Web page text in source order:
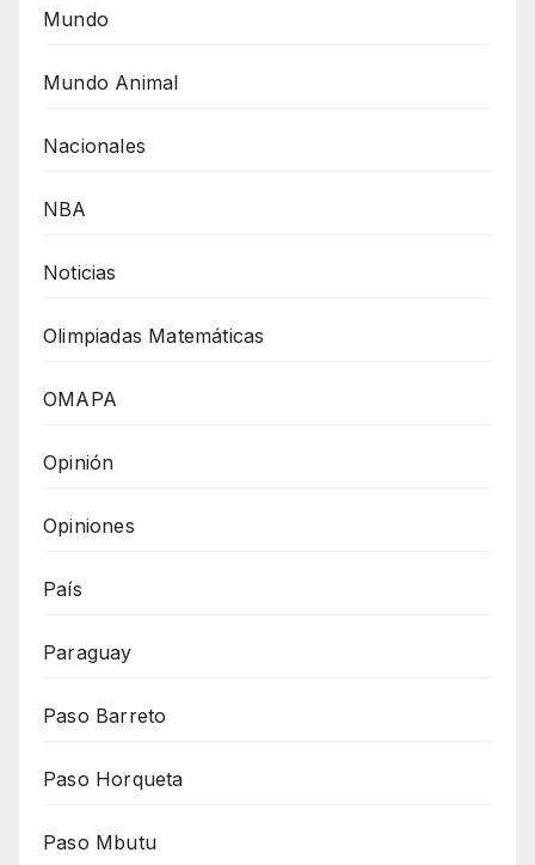
Mundo
Mundo Animal
Nacionales
NBA
Noticias
Olimpiadas Matemáticas
OMAPA
Opinión
Opiniones
País
Paraguay
Paso Barreto
Paso Horqueta
Paso Mbutu